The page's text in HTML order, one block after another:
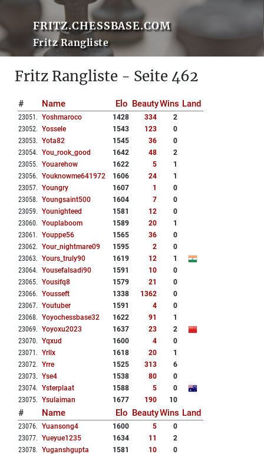
FRITZ.CHESSBASE.COM
Fritz Rangliste
Fritz Rangliste - Seite 462
# Name Elo BeautyWins Land
23051 . Yoshmaroco 1428 334
2
23052. Yossele 1543 123
0
23053. Yota82 1545 36
0
23054. You_rook_good 1642 48
2
23055. Youarehow 1622 5
1
23056. Youknowme641972 1606 24
1
23057. Youngry 1607 1
0
23058. Youngsaint500 1604 7
0
23059. Younighteed 1581 12
0
23060. Youplaboom 1589 20
1
23061 . Youppe56 1565 36
0
23062. Your_nightmare09 1595 2
0
23063. Yours_truly90 1619 12
1
23064. Yousefalsadi90 1591 10
0
23065. Yousifq8 1579 21
0
23066. Yousseft 1338 1362
0
23067. Youtuber 1591 4
0
23068. Yoyochessbase32 1622 91
1
23069. Yoyoxu2023 1637 23
2
23070. Yqxud 1600 4
0
23071 . Yrllx 1618 20
1
23072. Yrre 1525 313
6
23073. Yse4 1538 80
0
23074. Ysterplaat 1588 5
0
23075. Ysulaiman 1677 190 10
# Name Elo BeautyWins Land
23076. Yuansong4 1600 5
0
23077. Yueyue1235 1634 11
2
23078. Yuganshgupta 1581 10 0